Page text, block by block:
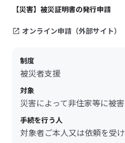
【災害】被災証明書の発行申請
オンライン申請（外部サイト）
制度
被災者支援
対象
災害によって非住家等に被
手続を行う人
対象者ご本人又は依頼を受